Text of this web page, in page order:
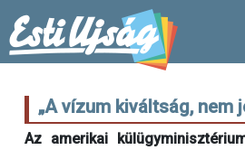
„A vízum kiváltság, nem
Az amerikai